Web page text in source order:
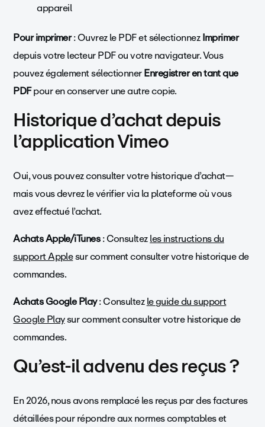
appareil
Pour imprimer: Ouvrez le PDF et sélectionnezImprimer
depuis votre lecteur PDF ou votre navigateur. Vous
pouvez également sélectionnerEnregistrer en tant que
PDFpour en conserver une autre copie.
Historique d’achat depuis
l’application Vimeo
Oui, vous pouvez consulter votre historique d’achat—
mais vous devrez le vérifier via la plateforme où vous
avez effectué l’achat.
Achats Apple/iTunes: Consultezles instructions du
support Applesur comment consulter votre historique de
commandes.
Achats Google Play: Consultezle guide du support
Google Playsur comment consulter votre historique de
commandes.
Qu’est-il advenu des reçus ?
En 2026, nous avons remplacé les reçus par des factures
détaillées pour répondre aux normes comptables et